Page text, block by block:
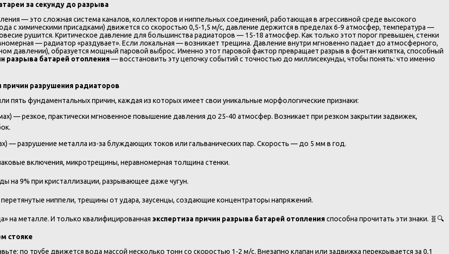
за секунду до разрыва
— это сложная система каналов, коллекторов и ниппельных соединений, работающая в агрессивной среде высокого
с химическими присадками) движется со скоростью 0,5-1,5 м/с, давление держится в пределах 6-9 атмосфер, температура —
рушится. Критическое давление для большинства радиаторов — 15-18 атмосфер. Как только этот порог превышен, стенки
— радиатор «раздувает». Если локальная — возникает трещина. Давление внутри мгновенно падает до атмосферного,
давлении), образуется мощный паровой выброс. Именно этот паровой фактор превращает разрыв в фонтан кипятка, способный
разрыва батарей отопления— восстановить эту цепочку событий с точностью до миллисекунды, чтобы понять: что именно
причин разрушения радиаторов
пять фундаментальных причин, каждая из которых имеет свои уникальные морфологические признаки:
— резкое, практически мгновенное повышение давления до 25-40 атмосфер. Возникает при резком закрытии задвижек,
— разрушение металла из-за блуждающих токов или гальванических пар. Скорость — до 5 мм в год.
включения, микротрещины, неравномерная толщина стенки.
на 9% при кристаллизации, разрывающее даже чугун.
ниппели, трещины от удара, заусенцы, создающие концентраторы напряжений.
на металле. И только квалифицированная экспертиза причин разрыва батарей отопленияспособна прочитать эти знаки. 🧬🔍
стояке
по трубе движется вода массой несколько тонн со скоростью 1-2 м/с. Внезапно клапан или задвижка перекрывается за 0,1